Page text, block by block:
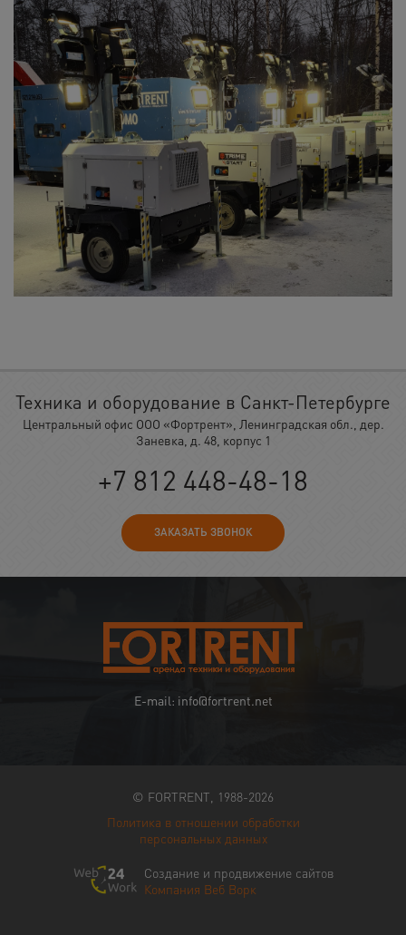
Техника и оборудование в Санкт-Петербурге
Центральный офис ООО «Фортрент», Ленинградская обл., дер.
Заневка, д. 48, корпус 1
+7 812 448-48-18
ЗАКАЗАТЬ ЗВОНОК
E-mail: info@fortrent.net
© FORTRENT, 1988-2026
Политика в отношении обработки
персональных данных
Создание и продвижение сайтов
Компания Веб Ворк